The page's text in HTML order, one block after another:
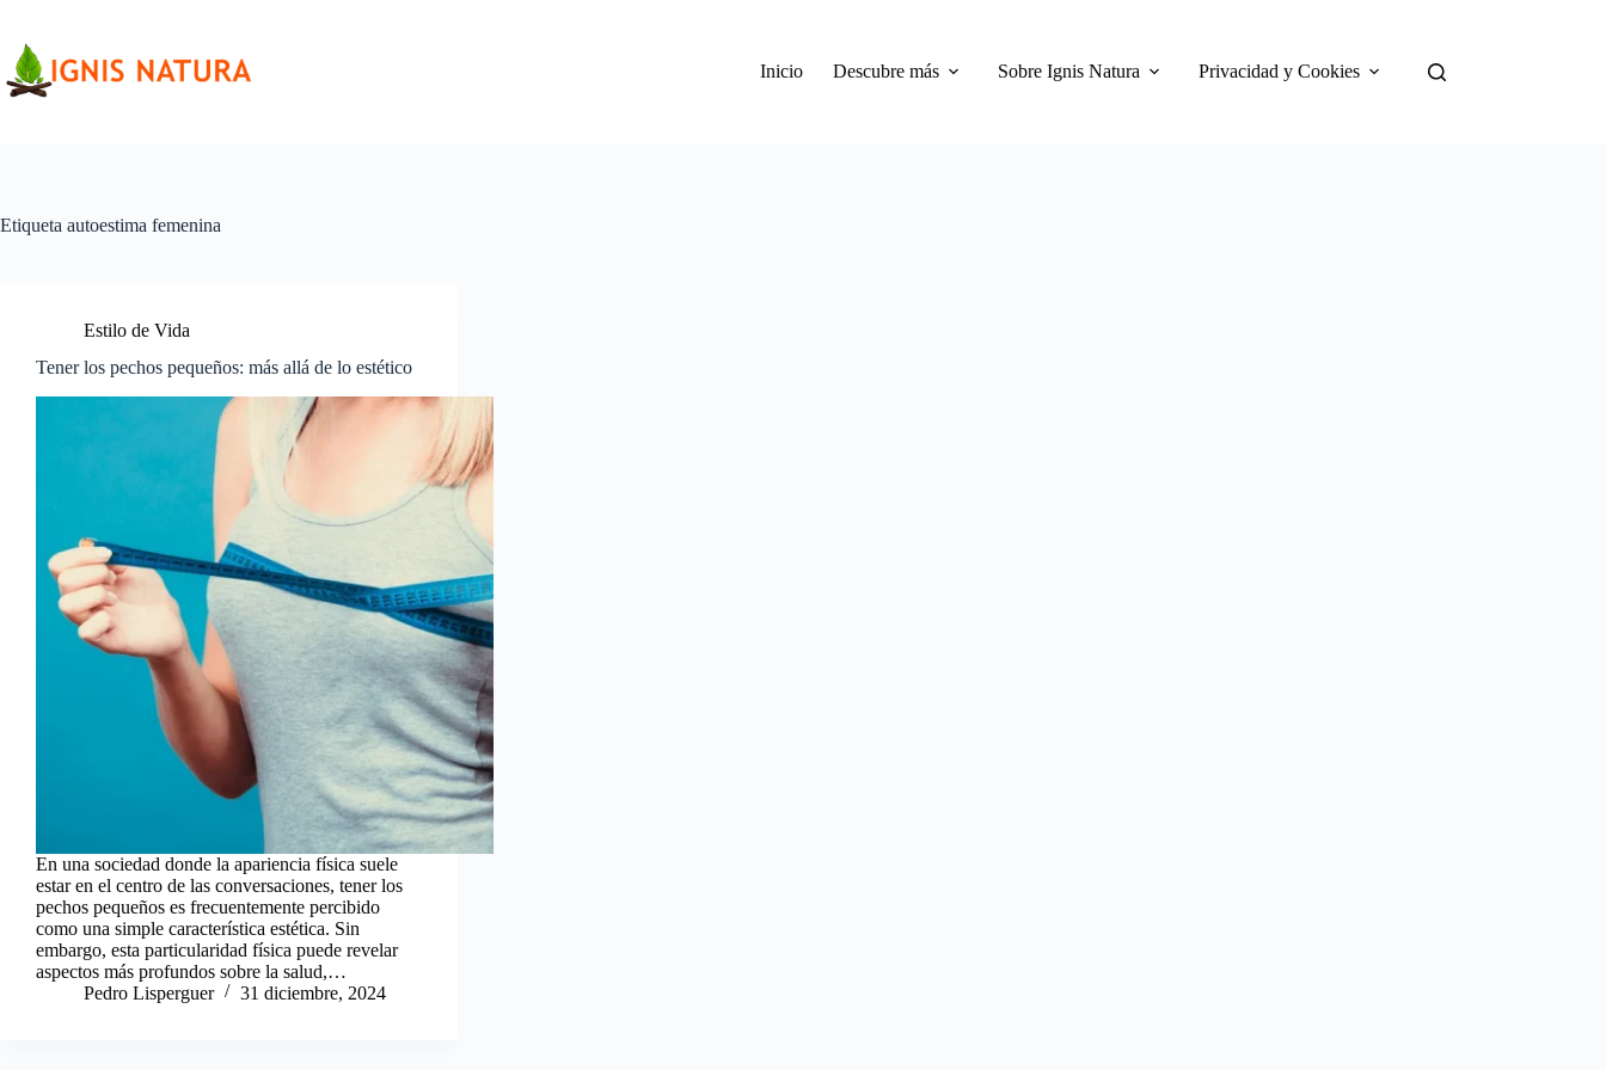
contenido
Inicio
Descubre más Sobre Ignis Natura Privacidad y Cookies
Etiqueta autoestima femenina
Estilo de Vida
Tener los pechos pequeños: más allá de lo estético
En una sociedad donde la apariencia física suele
estar en el centro de las conversaciones, tener los
pechos pequeños es frecuentemente percibido
como una simple característica estética. Sin
embargo, esta particularidad física puede revelar
aspectos más profundos sobre la salud,…
Pedro Lisperguer
31 diciembre, 2024